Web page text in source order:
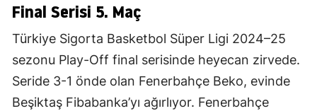
Final Serisi 5. Maç
Türkiye Sigorta Basketbol Süper Ligi 2024–25
sezonu Play-Off final serisinde heyecan zirvede.
Seride 3-1 önde olan Fenerbahçe Beko, evinde
Beşiktaş Fibabanka’yı ağırlıyor. Fenerbahçe